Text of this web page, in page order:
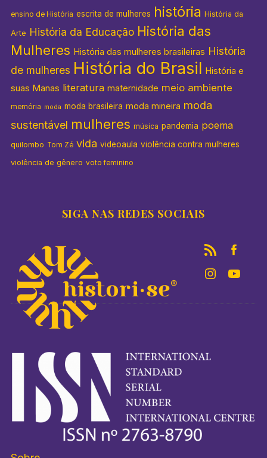
ensino de História escrita de mulheres história História da
Arte História da Educação História das
Mulheres História das mulheres brasileiras História
de mulheres História do Brasil História e
suas Manas literatura maternidade meio ambiente
memória moda moda brasileira moda mineira moda
sustentável mulheres música pandemia poema
quilombo Tom Zé vida videoaula violência contra mulheres
violência de gênero voto feminino
SIGA NAS REDES SOCIAIS